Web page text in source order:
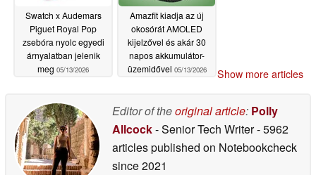
Swatch x Audemars
Piguet Royal Pop
zsebóra nyolc egyedi
árnyalatban jelenik
meg 05/13/2026
Amazfit kiadja az új
okosórát AMOLED
kijelzővel és akár 30
napos akkumulátor-
üzemidővel 05/13/2026 Show more articles
Editor of theoriginal article: Polly
Allcock- Senior Tech Writer- 5962
articles published on Notebookcheck
since 2021